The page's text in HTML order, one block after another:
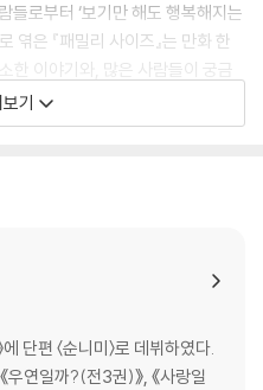
들로부터 ‘보기만 해도 행복해지는
엮은 『패밀리 사이즈』는 만화 한
한 이야기와, 많은 사람들이 궁금
구의 시끌벅적한 일상을 잠깐이
꽃향기가 더해진 만화가 부부의 달
기
단편 〈순니미〉로 데뷔하였다.
우연일까?(전3권)》, 《사랑일